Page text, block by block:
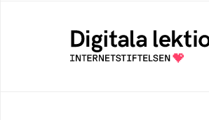
Öppen digital lärresurs med
för alla stadier i